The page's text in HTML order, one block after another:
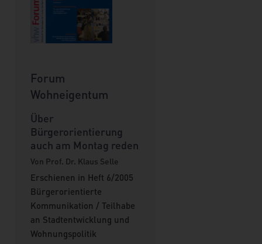
Forum
Wohneigentum
Über
Bürgerorientierung
auch am Montag reden
Von Prof. Dr. Klaus Selle
Erschienen in Heft 6/2005
Bürgerorientierte
Kommunikation / Teilhabe
an Stadtentwicklung und
Wohnungspolitik